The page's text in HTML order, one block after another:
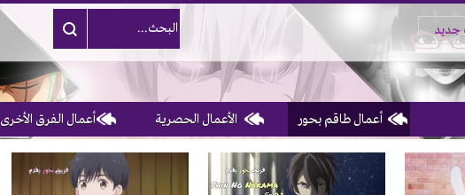
أعمال طاقم بحور الأعمال الحصرية أعمال الفرق الأخرى